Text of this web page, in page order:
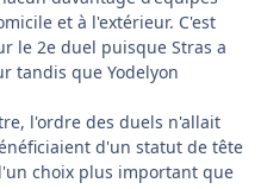
et à l'extérieur. C'est
le 2e duel puisque Stras a
tandis que Yodelyon
l'ordre des duels n'allait
d'un statut de tête
choix plus important que